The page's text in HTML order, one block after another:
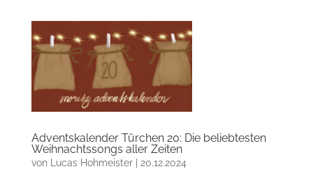
Adventskalender Türchen 20: Die beliebtesten
Weihnachtssongs aller Zeiten
von Lucas Hohmeister| 20.12.2024